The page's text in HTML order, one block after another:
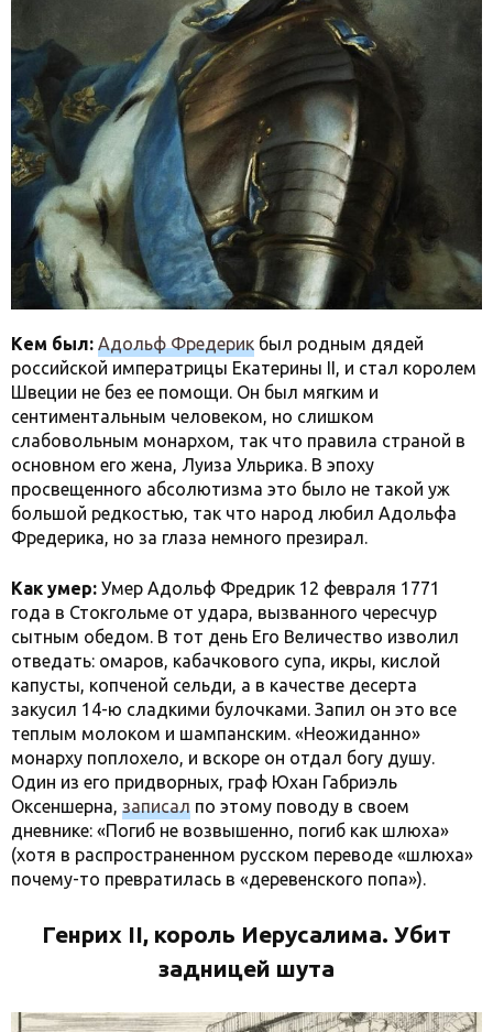
Кем был: Адольф Фредерик был родным дядей
российской императрицы Екатерины II, и стал королем
Швеции не без ее помощи. Он был мягким и
сентиментальным человеком, но слишком
слабовольным монархом, так что правила страной в
основном его жена, Луиза Ульрика. В эпоху
просвещенного абсолютизма это было не такой уж
большой редкостью, так что народ любил Адольфа
Фредерика, но за глаза немного презирал.
Как умер: Умер Адольф Фредрик 12 февраля 1771
года в Стокгольме от удара, вызванного чересчур
сытным обедом. В тот день Его Величество изволил
отведать: омаров, кабачкового супа, икры, кислой
капусты, копченой сельди, а в качестве десерта
закусил 14-ю сладкими булочками. Запил он это все
теплым молоком и шампанским. «Неожиданно»
монарху поплохело, и вскоре он отдал богу душу.
Один из его придворных, граф Юхан Габриэль
Оксеншерна, записал по этому поводу в своем
дневнике: «Погиб не возвышенно, погиб как шлюха»
(хотя в распространенном русском переводе «шлюха»
почему-то превратилась в «деревенского попа»).
Генрих II, король Иерусалима. Убит
задницей шута